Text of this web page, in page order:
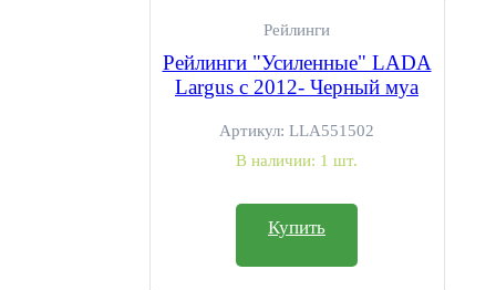
Рейлинги
Рейлинги "Усиленные" LADA
Largus c 2012- Черный муа
Артикул: LLA551502
В наличии: 1 шт.
Купить